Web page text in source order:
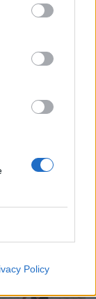
Policy
így
a
az